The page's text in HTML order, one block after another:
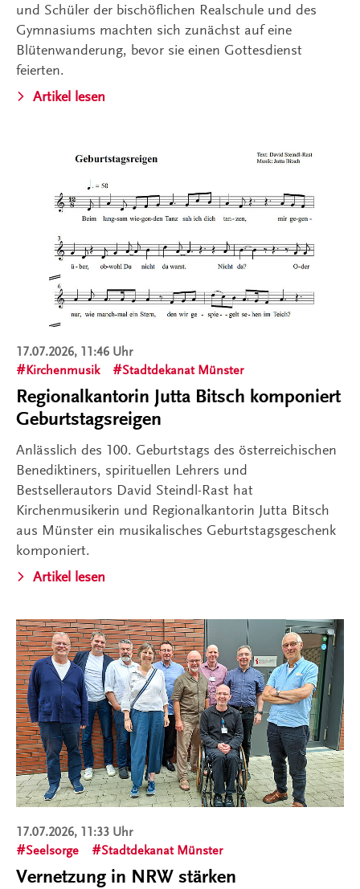
und Schüler der bischöflichen Realschule und des
Gymnasiums machten sich zunächst auf eine
Blütenwanderung, bevor sie einen Gottesdienst
feierten.
Artikel lesen
17.07.2026, 11:46 Uhr
Kirchenmusik
Stadtdekanat Münster
Regionalkantorin Jutta Bitsch komponiert
Geburtstagsreigen
Anlässlich des 100. Geburtstags des österreichischen
Benediktiners, spirituellen Lehrers und
Bestsellerautors David Steindl-Rast hat
Kirchenmusikerin und Regionalkantorin Jutta Bitsch
aus Münster ein musikalisches Geburtstagsgeschenk
komponiert.
Artikel lesen
17.07.2026, 11:33 Uhr
Seelsorge
Stadtdekanat Münster
Vernetzung in NRW stärken